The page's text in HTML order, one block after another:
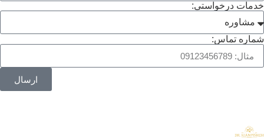
درخواستی:
تماس:
ارسال